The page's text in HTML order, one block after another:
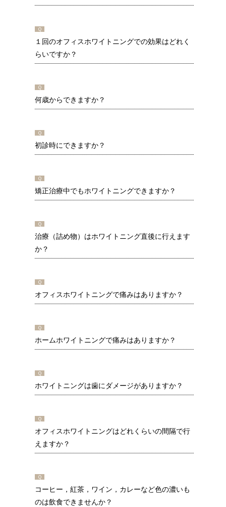
Ｑ
１回のオフィスホワイトニングでの効果はどれく
らいですか？
Ｑ
何歳からできますか？
Ｑ
初診時にできますか？
Ｑ
矯正治療中でもホワイトニングできますか？
Ｑ
治療（詰め物）はホワイトニング直後に行えます
か？
Ｑ
オフィスホワイトニングで痛みはありますか？
Ｑ
ホームホワイトニングで痛みはありますか？
Ｑ
ホワイトニングは歯にダメージがありますか？
Ｑ
オフィスホワイトニングはどれくらいの間隔で行
えますか？
Ｑ
コーヒー，紅茶，ワイン，カレーなど色の濃いも
のは飲食できませんか？